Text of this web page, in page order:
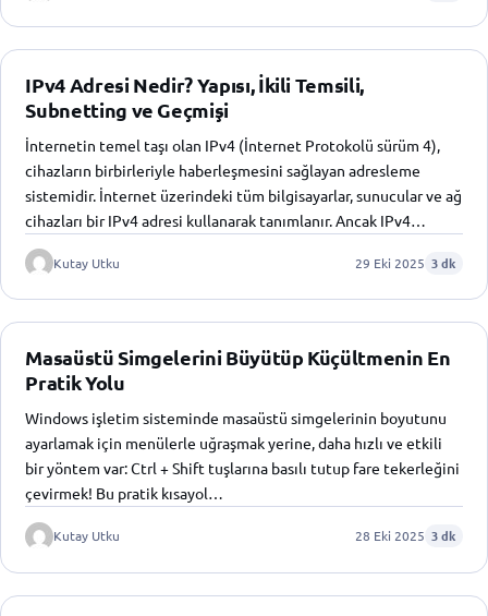
IPv4 Adresi Nedir? Yapısı, İkili Temsili,
Subnetting ve Geçmişi
İnternetin temel taşı olan IPv4 (İnternet Protokolü sürüm 4),
cihazların birbirleriyle haberleşmesini sağlayan adresleme
sistemidir. İnternet üzerindeki tüm bilgisayarlar, sunucular ve ağ
cihazları bir IPv4 adresi kullanarak tanımlanır. Ancak IPv4…
Kutay Utku 29 Eki 2025 3 dk
Masaüstü Simgelerini Büyütüp Küçültmenin En
Pratik Yolu
Windows işletim sisteminde masaüstü simgelerinin boyutunu
ayarlamak için menülerle uğraşmak yerine, daha hızlı ve etkili
bir yöntem var: Ctrl + Shift tuşlarına basılı tutup fare tekerleğini
çevirmek! Bu pratik kısayol…
Kutay Utku 28 Eki 2025 3 dk